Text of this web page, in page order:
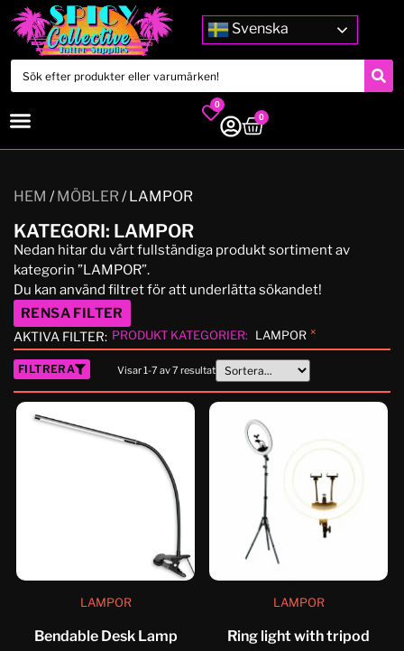
Svenska
0
0
HEM / MÖBLER/ LAMPOR
KATEGORI: LAMPOR
Nedan hitar du vårt fullständiga produkt sortiment av
kategorin ”LAMPOR”.
Du kan använd filtret för att underlätta sökandet!
RENSA FILTER
AKTIVA FILTER: PRODUKT KATEGORIER: LAMPOR ×
FILTRERA Visar1-7 av7 resultat
LAMPOR
Bendable Desk Lamp
LAMPOR
Ring light with tripod